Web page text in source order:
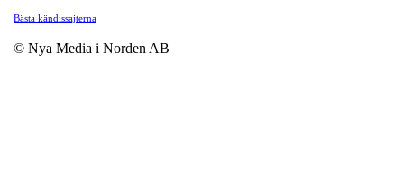
Bästa kändissajterna
© Nya Media i Norden AB